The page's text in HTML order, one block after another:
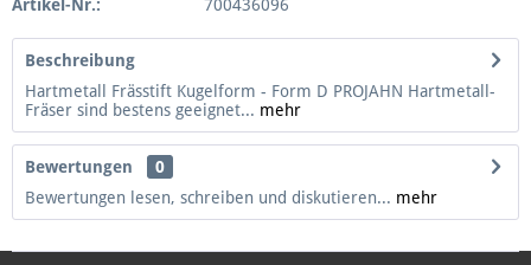
Artikel-Nr.: 700436096
Beschreibung
Hartmetall Frässtift Kugelform - Form D PROJAHN Hartmetall-
Fräser sind bestens geeignet... mehr
Bewertungen
0
Bewertungen lesen, schreiben und diskutieren... mehr